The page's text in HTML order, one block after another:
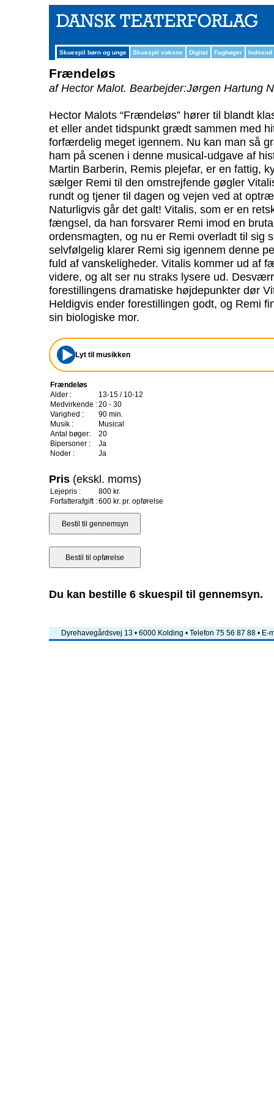
Skuespil børn og unge Skuespil voksne Digital Fagbøger Indsend
Frændeløs
af Hector Malot. Bearbejder:Jørgen Hartung
Hector Malots “Frændeløs” hører til blandt
et eller andet tidspunkt grædt sammen med
forfærdelig meget igennem. Nu kan man så
ham på scenen i denne musical-udgave af
Martin Barberin, Remis plejefar, er en fattig,
sælger Remi til den omstrejfende gøgler
rundt og tjener til dagen og vejen ved at
Naturligvis går det galt! Vitalis, som er en
fængsel, da han forsvarer Remi imod en
ordensmagten, og nu er Remi overladt til sig
selvfølgelig klarer Remi sig igennem denne
fuld af vanskeligheder. Vitalis kommer ud af
videre, og alt ser nu straks lysere ud.
forestillingens dramatiske højdepunkter dør
Heldigvis ender forestillingen godt, og Remi
sin biologiske mor.
Lyt til musikken
Frændeløs
Alder :
13-15 / 10-12
Medvirkende :20 - 30
Varighed :
90 min.
Musik :
Musical
Antal bøger:
20
Bipersoner :
Ja
Noder :
Ja
Pris (ekskl. moms)
Lejepris :
800 kr.
Forfatterafgift :600 kr. pr. opførelse
Du kan bestille 6 skuespil til gennemsyn.
Dyrehavegårdsvej 13 • 6000 Kolding • Telefon 75 56 87 88 • E-